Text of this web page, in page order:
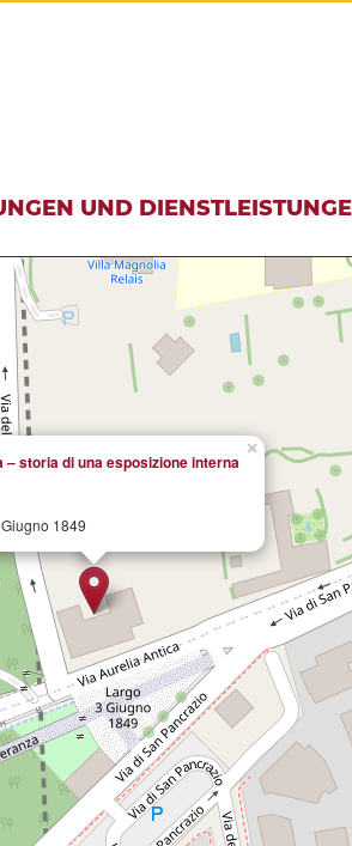
UND
×
– storia di una esposizione interna
1849